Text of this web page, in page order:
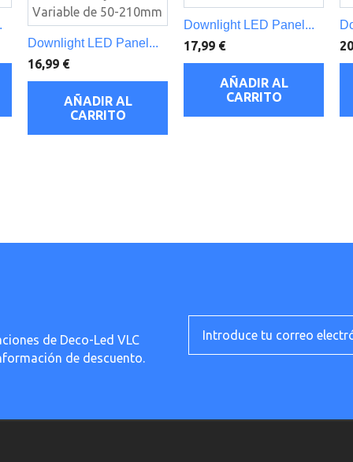
Downlight LED Panel...
16,99 €
AÑADIR AL
CARRITO
Downlight LED Panel...
17,99 €
AÑADIR AL
CARRITO
de Deco-Led VLC
de descuento.